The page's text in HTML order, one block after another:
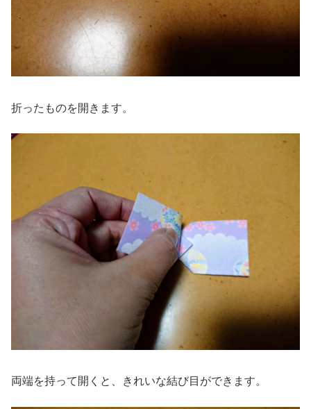
折ったものを開きます。
両端を持って開くと、きれいな結び目ができます。